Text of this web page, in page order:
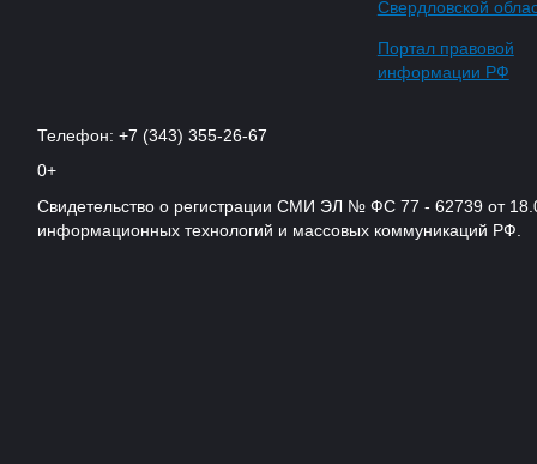
Свердловской
Портал правовой
информации РФ
Телефон: +7 (343) 355-26-67
0+
Свидетельство о регистрации СМИ ЭЛ № ФС 77 - 62739 от
информационных технологий и массовых коммуникаций РФ.